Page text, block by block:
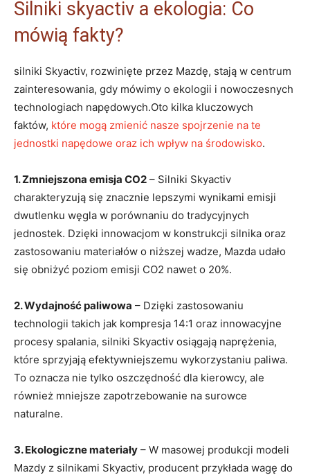
Silniki skyactiv ‌a ekologia: Co
‌mówią⁤ fakty?
silniki​ Skyactiv, rozwinięte⁤ przez Mazdę, stają w centrum⁢
zainteresowania, gdy mówimy o ekologii‍ i nowoczesnych
‍technologiach napędowych.Oto kilka kluczowych
faktów, które⁤ mogą zmienić nasze spojrzenie na‌ te⁤
jednostki napędowe oraz⁣ ich wpływ na⁤ środowisko.
1. Zmniejszona ‍emisja CO2 – Silniki Skyactiv
charakteryzują się znacznie lepszymi wynikami​ emisji
‌dwutlenku węgla w porównaniu do​ tradycyjnych
jednostek. Dzięki innowacjom⁤ w ⁢konstrukcji silnika oraz
zastosowaniu ‍materiałów o ⁢niższej wadze, Mazda udało​
się obniżyć poziom​ emisji CO2 nawet​ o 20%.
2. Wydajność‍ paliwowa ‍–⁢ Dzięki zastosowaniu
technologii takich jak kompresja 14:1 ⁢oraz‌ innowacyjne⁤
procesy spalania, silniki Skyactiv osiągają ‌naprężenia,
⁢które sprzyjają efektywniejszemu wykorzystaniu paliwa.
To‍ oznacza nie tylko oszczędność dla kierowcy, ​ale
również‌ mniejsze zapotrzebowanie⁣ na⁣ surowce
naturalne.
3. Ekologiczne materiały – W masowej produkcji​ modeli​
Mazdy z‌ silnikami Skyactiv, producent przykłada ​wagę do